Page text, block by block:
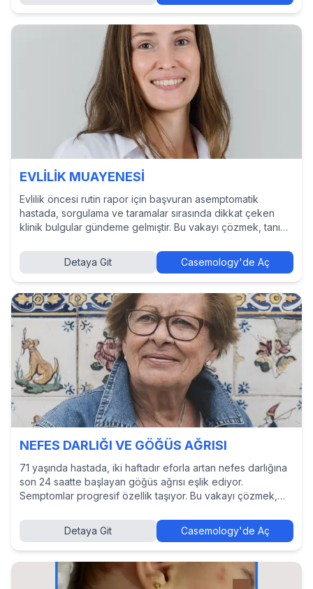
EVLİLİK MUAYENESİ
Evlilik öncesi rutin rapor için başvuran asemptomatik
hastada, sorgulama ve taramalar sırasında dikkat çeken
klinik bulgular gündeme gelmiştir. Bu vakayı çözmek, tanı
kararlarını görmek için Casemology’de vakayı keşfedin.
Detaya Git Casemology'de Aç
NEFES DARLIĞI VE GÖĞÜS AĞRISI
71 yaşında hastada, iki haftadır eforla artan nefes darlığına
son 24 saatte başlayan göğüs ağrısı eşlik ediyor.
Semptomlar progresif özellik taşıyor. Bu vakayı çözmek,
kararlarını görmek için Casemology’de vakayı keşfedin.
Detaya Git Casemology'de Aç